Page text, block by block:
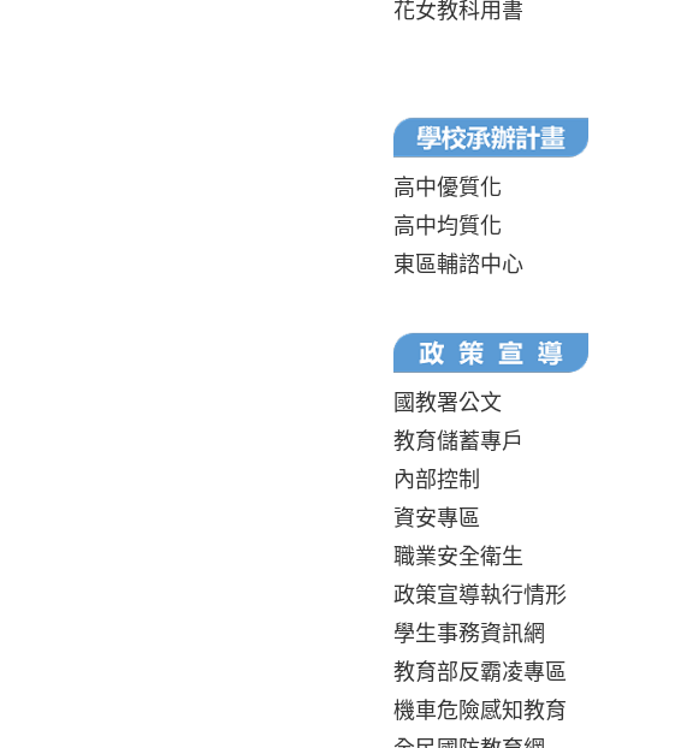
花女教科用書
高中優質化
高中均質化
東區輔諮中心
國教署公文
教育儲蓄專戶
內部控制
資安專區
職業安全衛生
政策宣導執行情形
學生事務資訊網
教育部反霸凌專區
機車危險感知教育